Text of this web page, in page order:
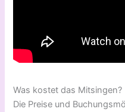
Was kostet das Mitsingen?
Die Preise und